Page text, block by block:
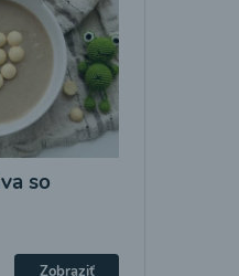
so
Zobraziť